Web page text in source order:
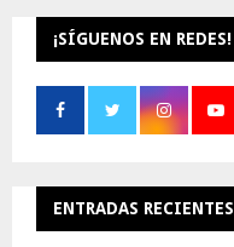
¡SÍGUENOS EN REDES!
ENTRADAS RECIENTES